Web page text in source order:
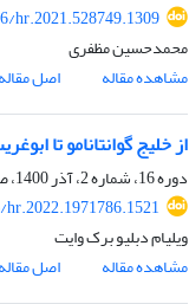
hr.2021.528749.1309
محمدحسین مظفری
مشاهده مقاله
اصل مقاله
از خلیج گوانتانامو تا
دوره 16، شماره 2، آذر 1400، صفحه
ویلیام دبلیو برک وایت
مشاهده مقاله
اصل مقاله